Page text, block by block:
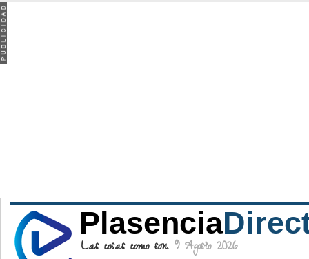
Plasencia
Las cosas como son. 9 Agosto 2026